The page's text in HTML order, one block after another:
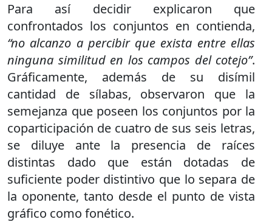
Para así decidir explicaron que
confrontados los conjuntos en contienda,
“no alcanzo a percibir que exista entre ellas
ninguna similitud en los campos del cotejo”.
Gráficamente, además de su disímil
cantidad de sílabas, observaron que la
semejanza que poseen los conjuntos por la
coparticipación de cuatro de sus seis letras,
se diluye ante la presencia de raíces
distintas dado que están dotadas de
suficiente poder distintivo que lo separa de
la oponente, tanto desde el punto de vista
gráfico como fonético.